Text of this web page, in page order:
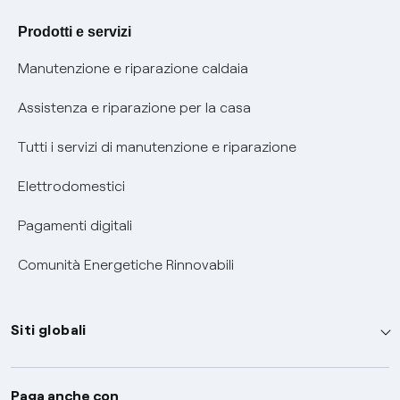
Agevolazione utenti con disabilità per offerte Fibra
Informativa RAEE
Prodotti e servizi
Manutenzione e riparazione caldaia
Assistenza e riparazione per la casa
Tutti i servizi di manutenzione e riparazione
Elettrodomestici
Pagamenti digitali
Comunità Energetiche Rinnovabili
Siti globali
Enel Group
Paga anche con